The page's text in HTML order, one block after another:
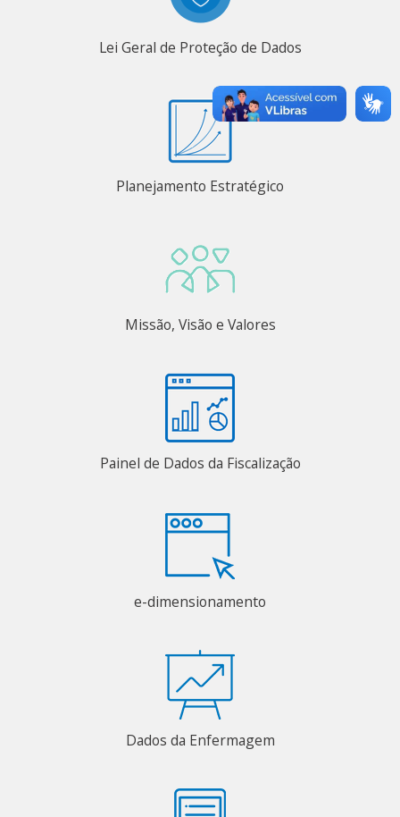
Lei Geral de Proteção de Dados
Planejamento Estratégico
Missão, Visão e Valores
Painel de Dados da Fiscalização
e-dimensionamento
Dados da Enfermagem